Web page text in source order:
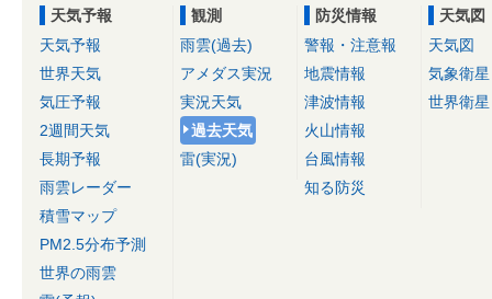
天気予報
天気予報
世界天気
気圧予報
2週間天気
長期予報
雨雲レーダー
積雪マップ
PM2.5分布予測
世界の雨雲
観測
雨雲(過去)
アメダス実況
実況天気
過去天気
雷(実況)
防災情報
警報・注意報
地震情報
津波情報
火山情報
台風情報
知る防災
天気図
天気図
気象衛星
世界衛星